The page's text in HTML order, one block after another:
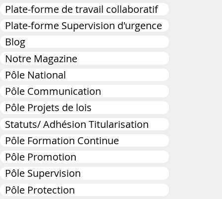
Plate-forme de travail collaboratif
Plate-forme Supervision d'urgence
Blog
Notre Magazine
Pôle National
Pôle Communication
Pôle Projets de lois
Statuts/ Adhésion Titularisation
Pôle Formation Continue
Pôle Promotion
Pôle Supervision
Pôle Protection